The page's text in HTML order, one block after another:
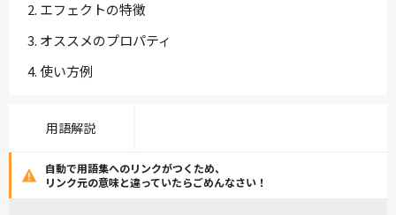
エフェクトの特徴
オススメのプロパティ
使い方例
用語解説
自動で用語集へのリンクがつくため、
リンク元の意味と違っていたらごめんなさい！